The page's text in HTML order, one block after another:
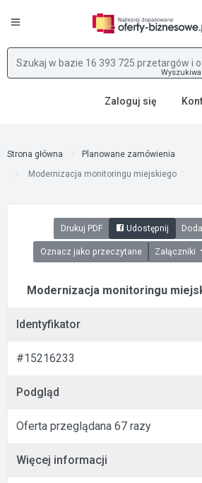
Zaloguj się
Strona główna
Planowane zamówienia
Modernizacja monitoringu miejskiego
Drukuj PDF Udostępnij
Oznacz jako przeczytane Załączniki
Modernizacja monitoringu
Identyfikator
#15216233
Podgląd
Oferta przeglądana 67 razy
Więcej informacji